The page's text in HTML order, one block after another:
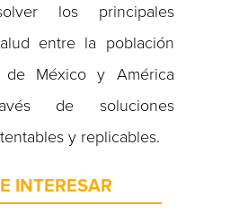
los principales
entre la población
de México y América
de soluciones
y replicables.
INTERESAR